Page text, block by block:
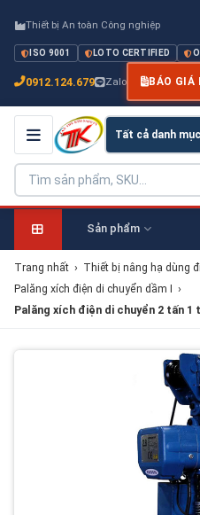
Thiết bị An toàn Công nghiệp
ISO 9001 LOTO CERTIFIED
0912.124.679 Zalo BÁO GIÁ
Sản phẩm
Trang nhất › Thiết bị nâng hạ dùng
Palăng xích điện di chuyển dầm I ›
Palăng xích điện di chuyển 2 tấn 1